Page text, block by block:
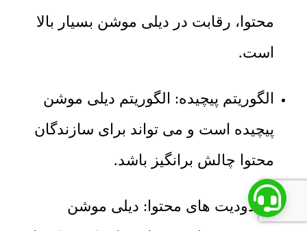
محتوا، رقابت در دیلی موشن بسیار بالا
است.
الگوریتم پیچیده: الگوریتم دیلی موشن
پیچیده است و می تواند برای سازندگان
محتوا چالش برانگیز باشد.
محدودیت های محتوا: دیلی موشن